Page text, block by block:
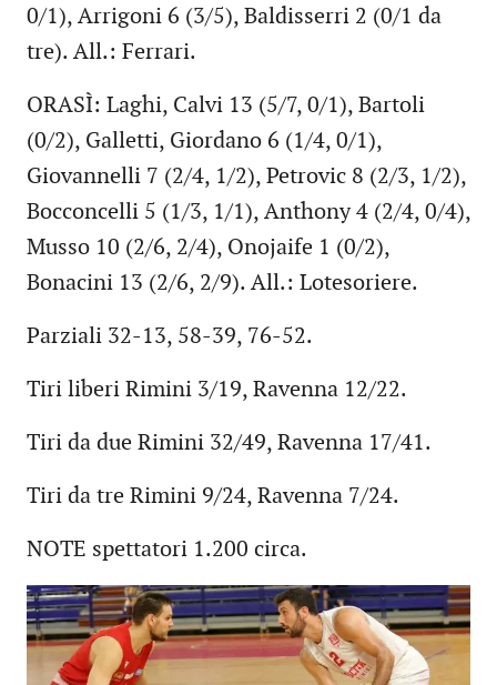
0/1), Arrigoni 6 (3/5), Baldisserri 2 (0/1 da
tre). All.: Ferrari.
ORASÌ: Laghi, Calvi 13 (5/7, 0/1), Bartoli
(0/2), Galletti, Giordano 6 (1/4, 0/1),
Giovannelli 7 (2/4, 1/2), Petrovic 8 (2/3, 1/2),
Bocconcelli 5 (1/3, 1/1), Anthony 4 (2/4, 0/4),
Musso 10 (2/6, 2/4), Onojaife 1 (0/2),
Bonacini 13 (2/6, 2/9). All.: Lotesoriere.
Parziali 32-13, 58-39, 76-52.
Tiri liberi Rimini 3/19, Ravenna 12/22.
Tiri da due Rimini 32/49, Ravenna 17/41.
Tiri da tre Rimini 9/24, Ravenna 7/24.
NOTE spettatori 1.200 circa.